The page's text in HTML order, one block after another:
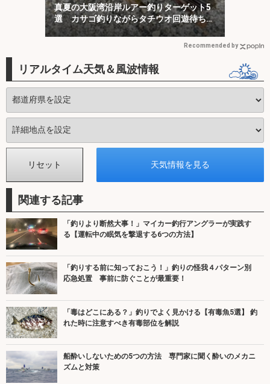
真夏の大阪湾沿岸ルアー釣りターゲット5
選 カサゴ釣りながらタチウオ回遊待ちが
オススメ？
Recommended by
リアルタイム天気＆風波情報
関連する記事
「釣りより断然大事！」マイカー釣行アングラーが実践す
る【運転中の眠気を撃退する6つの方法】
「釣りする前に知っておこう！」釣りの怪我４パターン別
応急処置 事前に防ぐことが最重要！
「毒はどこにある？」釣りでよく見かける【有毒魚5選】 釣
れた時に注意すべき有毒部位を解説
船酔いしないための5つの方法 専門家に聞く酔いのメカニ
ズムと対策